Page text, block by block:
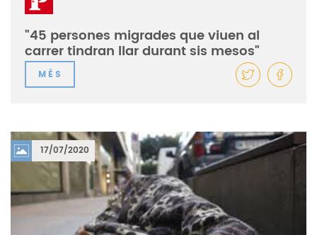
"45 persones migrades que viuen al
carrer tindran llar durant sis mesos"
MÉS
17/07/2020